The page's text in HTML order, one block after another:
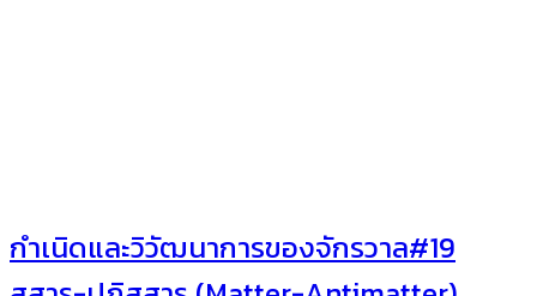
กำเนิดและวิวัฒนาการของจักรวาล#19